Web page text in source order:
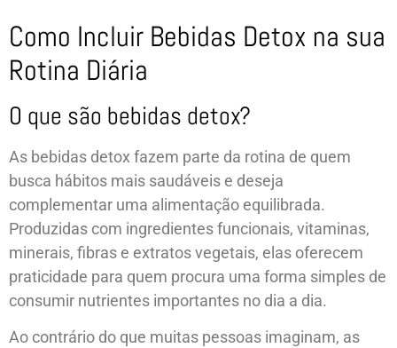
Como Incluir Bebidas Detox na sua
Rotina Diária
O que são bebidas detox?
As bebidas detox fazem parte da rotina de quem
busca hábitos mais saudáveis e deseja
complementar uma alimentação equilibrada.
Produzidas com ingredientes funcionais, vitaminas,
minerais, fibras e extratos vegetais, elas oferecem
praticidade para quem procura uma forma simples de
consumir nutrientes importantes no dia a dia.
Ao contrário do que muitas pessoas imaginam, as